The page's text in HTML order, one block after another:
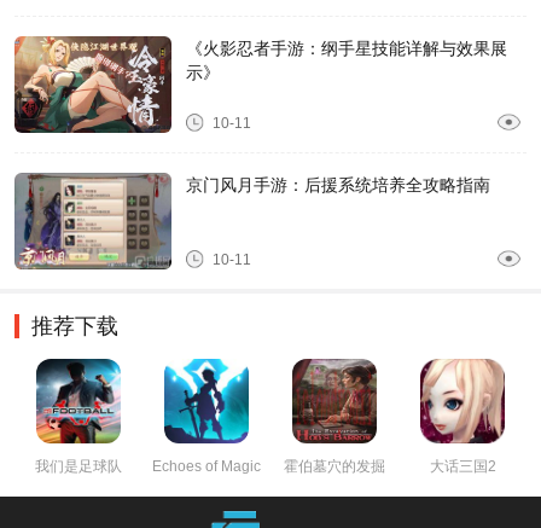
《火影忍者手游：纲手星技能详解与效果展
示》
10-11
京门风月手游：后援系统培养全攻略指南
10-11
推荐下载
我们是足球队 Echoes of Magic 霍伯墓穴的发掘 大话三国2